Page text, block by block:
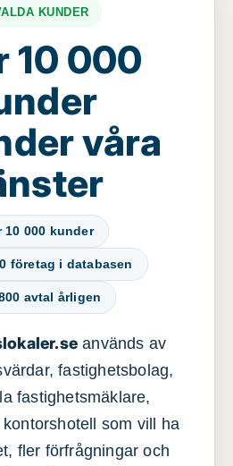
KUNDER
10 000
våra
10 000 kunder
företag i databasen
avtal årligen
används av
fastighetsbolag,
fastighetsmäklare,
som vill ha
fler förfrågningar och